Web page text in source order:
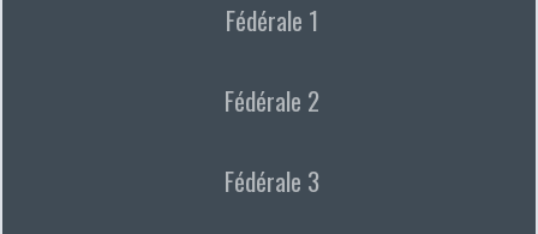
Fédérale 1
Fédérale 2
Fédérale 3